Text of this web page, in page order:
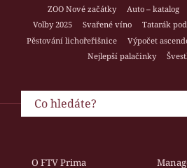
ZOO Nové začátky
Auto – katalog
Volby 2025
Svařené víno Tatarák
Pěstování lichořeřišnice
Výpočet
Nejlepší palačinky
O FTV Prima